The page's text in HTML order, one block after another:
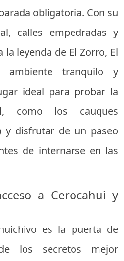
obligatoria. Con su
calles empedradas y
leyenda de El Zorro, El
ambiente tranquilo y
ideal para probar la
como los cauques
y disfrutar de un paseo
de internarse en las
a Cerocahui y
es la puerta de
los secretos mejor